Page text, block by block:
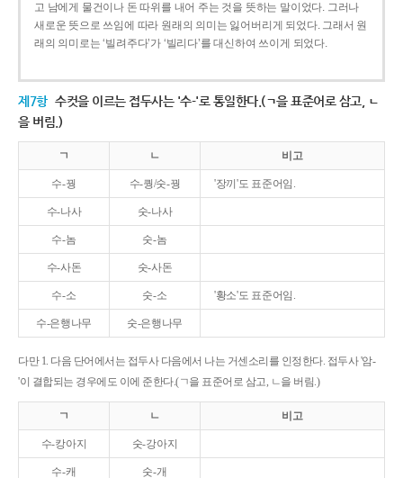
고 남에게 물건이나 돈 따위를 내어 주는 것을 뜻하는 말이었다. 그러나
새로운 뜻으로 쓰임에 따라 원래의 의미는 잃어버리게 되었다. 그래서 원
래의 의미로는 ‘빌려주다’가 ‘빌리다’를 대신하여 쓰이게 되었다.
제7항 수컷을 이르는 접두사는 '수-'로 통일한다.(ㄱ을 표준어로 삼고, ㄴ
을 버림.)
ㄱ ㄴ 비고
수-꿩 수-퀑/숫-꿩 '장끼'도 표준어임.
수-나사 숫-나사
수-놈 숫-놈
수-사돈 숫-사돈
수-소 숫-소 '황소'도 표준어임.
수-은행나무 숫-은행나무
다만 1. 다음 단어에서는 접두사 다음에서 나는 거센소리를 인정한다. 접두사 '암-
'이 결합되는 경우에도 이에 준한다.(ㄱ을 표준어로 삼고, ㄴ을 버림.)
ㄱ ㄴ 비고
수-캉아지 숫-강아지
수-캐 숫-개